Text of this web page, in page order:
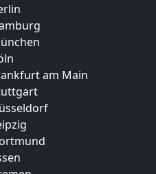
am Main